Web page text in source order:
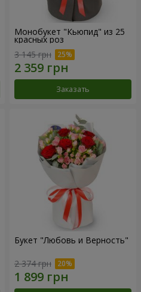
Монобукет "Кьюпид" из 25
красных роз
3 145 грн
Заказать
Букет "Любовь и Верность"
2 374 грн